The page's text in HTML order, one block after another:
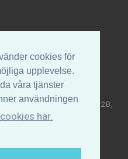
cookies för
upplevelse.
våra tjänster
användningen
här.
AB | Högalidsgatan 32B,
531 88 32 | E-post: